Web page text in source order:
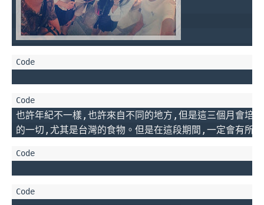
也許年紀不一樣,也許來自不同的地方,但是這三個月會培
的一切,尤其是台灣的食物。但是在這段期間,一定會有所